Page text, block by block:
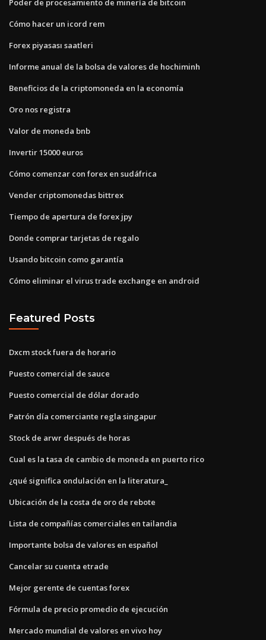
Poder de procesamiento de minería de bitcoin
Cómo hacer un icord rem
Forex piyasası saatleri
Informe anual de la bolsa de valores de hochiminh
Beneficios de la criptomoneda en la economía
Oro nos registra
Valor de moneda bnb
Invertir 15000 euros
Cómo comenzar con forex en sudáfrica
Vender criptomonedas bittrex
Tiempo de apertura de forex jpy
Donde comprar tarjetas de regalo
Usando bitcoin como garantía
Cómo eliminar el virus trade exchange en android
Featured Posts
Dxcm stock fuera de horario
Puesto comercial de sauce
Puesto comercial de dólar dorado
Patrón día comerciante regla singapur
Stock de arwr después de horas
Cual es la tasa de cambio de moneda en puerto rico
¿qué significa ondulación en la literatura_
Ubicación de la costa de oro de rebote
Lista de compañías comerciales en tailandia
Importante bolsa de valores en español
Cancelar su cuenta etrade
Mejor gerente de cuentas forex
Fórmula de precio promedio de ejecución
Mercado mundial de valores en vivo hoy